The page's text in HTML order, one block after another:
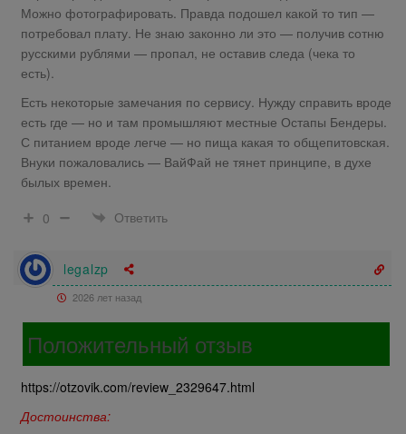
Можно фотографировать. Правда подошел какой то тип —
потребовал плату. Не знаю законно ли это — получив сотню
русскими рублями — пропал, не оставив следа (чека то
есть).
Есть некоторые замечания по сервису. Нужду справить вроде
есть где — но и там промышляют местные Остапы Бендеры.
С питанием вроде легче — но пища какая то общепитовская.
Внуки пожаловались — ВайФай не тянет принципе, в духе
былых времен.
0
Ответить
legalzp
2026 лет назад
Положительный отзыв
https://otzovik.com/review_2329647.html
Достоинства: